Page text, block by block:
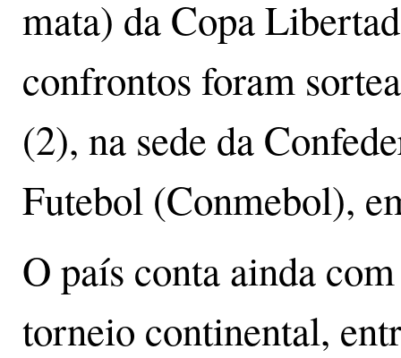
mata) da Copa
confrontos foram
(2), na sede da
Futebol (Conmebol),
O país conta ainda
torneio continental,